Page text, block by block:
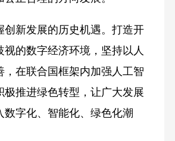
发展的历史机遇。打造开
视的数字经济环境，坚持以人
，在联合国框架内加强人工智
极推进绿色转型，让广大发展
数字化、智能化、绿色化潮